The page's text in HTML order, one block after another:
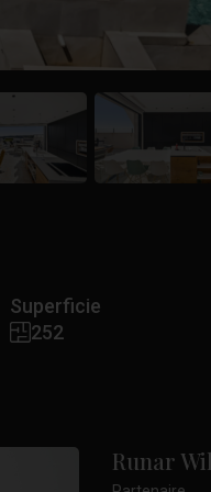
Superficie
252
Runar